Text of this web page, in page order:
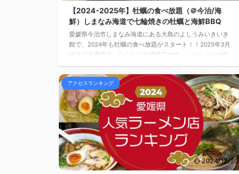
【2024-2025年】牡蠣の食べ放題（＠今治/海
鮮）しまなみ海道で七輪焼きの牡蠣と海鮮BBQ
愛媛県今治市しまなみ海道にある大島のよしうみいきいき
館で、2024年も牡蠣の食べ放題がスタート！！2025年3月
頃までの予定で、なくなり次第終了です。ぷりっぷりの牡
蠣を、蒸しや七輪焼きで心ゆくまで満喫。セット内容や会
場の様子などを詳しくレポートします。
アクセスランキング
2024/12/20